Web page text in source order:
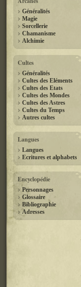
Généralités
Magie
Sorcellerie
Chamanisme
Alchimie
Cultes
Généralités
Cultes des Eléments
Cultes des Etats
Cultes des Mondes
Cultes des Astres
Cultes du Temps
Autres cultes
Langues
Langues
Ecritures et alphabets
Encyclopédie
Personnages
Glossaire
Bibliographie
Adresses